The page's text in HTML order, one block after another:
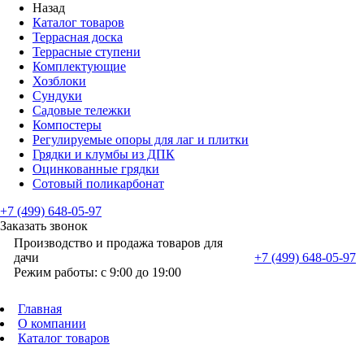
Назад
Каталог товаров
Террасная доска
Террасные ступени
Комплектующие
Хозблоки
Сундуки
Садовые тележки
Компостеры
Регулируемые опоры для лаг и плитки
Грядки и клумбы из ДПК
Оцинкованные грядки
Сотовый поликарбонат
+7 (499) 648-05-97
Заказать звонок
Производство и продажа товаров для
дачи
Режим работы: с 9:00 до 19:00
+7 (499) 648-05-97
Главная
О компании
Каталог товаров